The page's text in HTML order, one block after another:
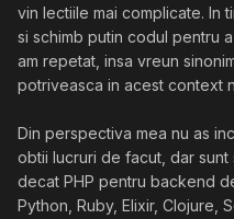
vin lectiile mai complicate. In
si schimb putin codul pentru
am repetat, insa vreun
potriveasca in acest context
Din perspectiva mea nu as
obtii lucruri de facut, dar sunt
decat PHP pentru backend
Python, Ruby, Elixir, Clojure,